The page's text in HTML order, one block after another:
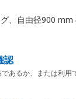
、自由径900 mm
認
あるか、または利用